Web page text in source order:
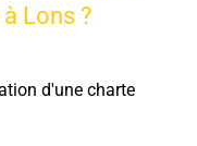
Lons ?
d'une charte